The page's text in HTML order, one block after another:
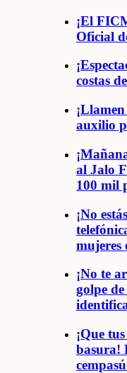
¡El
Oficial
costas
auxilio
al Jalo
100 mil
¡No
mujeres
¡No te
golpe
¡Que
basura!